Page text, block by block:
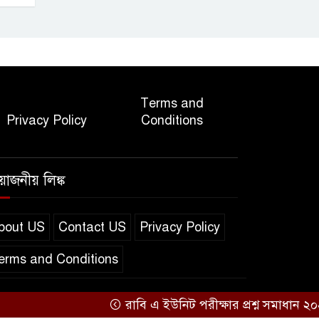
Privacy Policy
Terms and
Conditions
লিঙ্ক
US Contact US Privacy Policy
and Conditions
Design & Developed byBD IT HOST
রাবি এ ইউনিট পরীক্ষার প্রশ্ন সমাধান